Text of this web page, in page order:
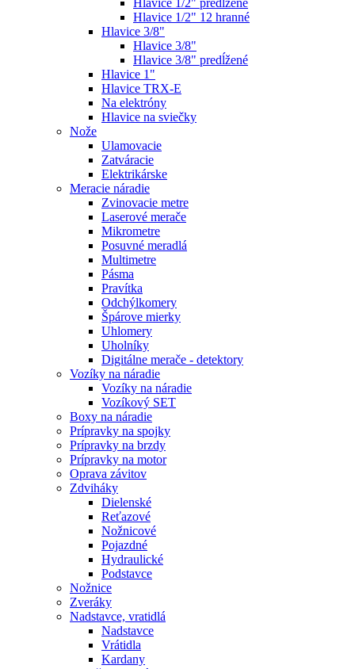
Hlavice 1/2" predĺžené
Hlavice 1/2" 12 hranné
Hlavice 3/8"
Hlavice 3/8"
Hlavice 3/8" predĺžené
Hlavice 1"
Hlavice TRX-E
Na elektróny
Hlavice na sviečky
Nože
Ulamovacie
Zatváracie
Elektrikárske
Meracie náradie
Zvinovacie metre
Laserové merače
Mikrometre
Posuvné meradlá
Multimetre
Pásma
Pravítka
Odchýlkomery
Špárove mierky
Uhlomery
Uholníky
Digitálne merače - detektory
Vozíky na náradie
Vozíky na náradie
Vozíkový SET
Boxy na náradie
Prípravky na spojky
Prípravky na brzdy
Prípravky na motor
Oprava závitov
Zdviháky
Dielenské
Reťazové
Nožnicové
Pojazdné
Hydraulické
Podstavce
Nožnice
Zveráky
Nadstavce, vratidlá
Nadstavce
Vrátidla
Kardany